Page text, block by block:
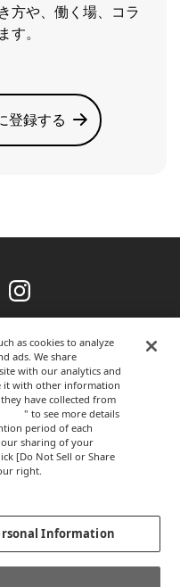
方や、働く場、コラ
。
登録する
Instagram
CORPORATION.ALL RIGHTS
as cookies to analyze
ads. We share
with our analytics and
it with other information
have collected from
here" to see more details
period of each
sharing of your
[Do Not Sell or Share
right.
Information